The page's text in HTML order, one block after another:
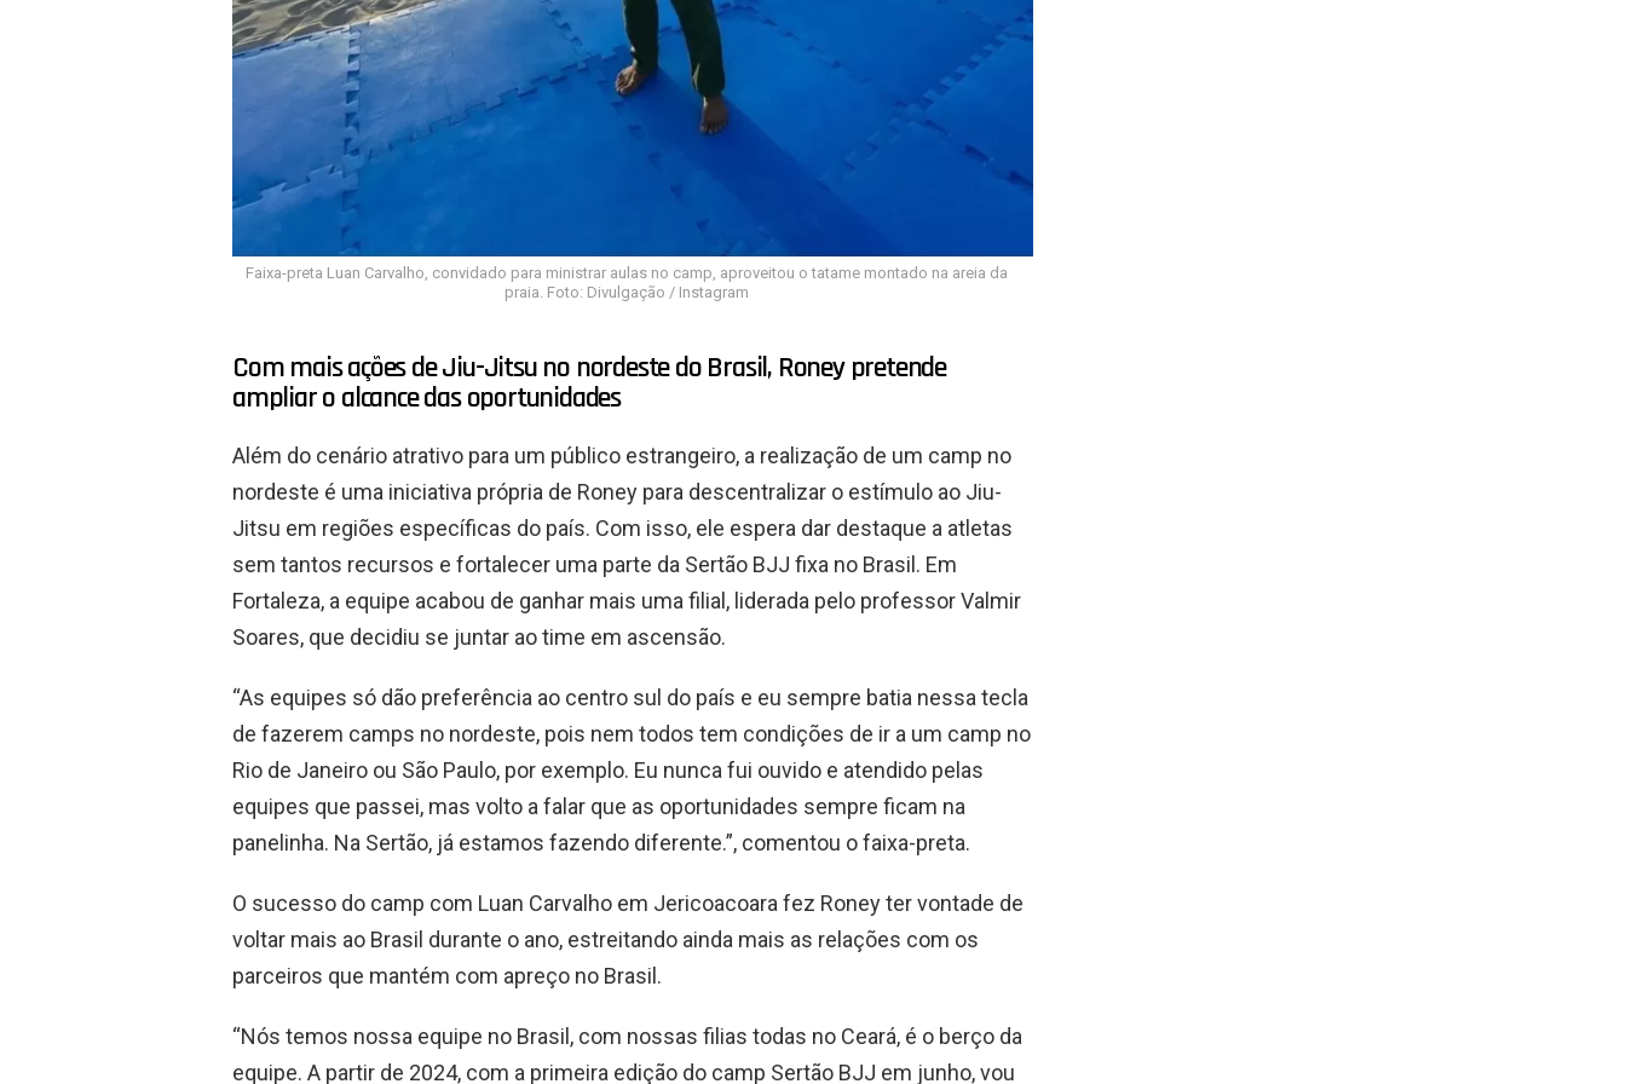
Faixa-preta Luan Carvalho, convidado para ministrar aulas no camp, aproveitou o tatame montado na areia da
praia. Foto: Divulgação / Instagram
Com mais ações de Jiu-Jitsu no nordeste do Brasil, Roney pretende
ampliar o alcance das oportunidades
Além do cenário atrativo para um público estrangeiro, a realização de um camp no
nordeste é uma iniciativa própria de Roney para descentralizar o estímulo ao Jiu-
Jitsu em regiões específicas do país. Com isso, ele espera dar destaque a atletas
sem tantos recursos e fortalecer uma parte da Sertão BJJ fixa no Brasil. Em
Fortaleza, a equipe acabou de ganhar mais uma filial, liderada pelo professor Valmir
Soares, que decidiu se juntar ao time em ascensão.
“As equipes só dão preferência ao centro sul do país e eu sempre batia nessa tecla
de fazerem camps no nordeste, pois nem todos tem condições de ir a um camp no
Rio de Janeiro ou São Paulo, por exemplo. Eu nunca fui ouvido e atendido pelas
equipes que passei, mas volto a falar que as oportunidades sempre ficam na
panelinha. Na Sertão, já estamos fazendo diferente.”, comentou o faixa-preta.
O sucesso do camp com Luan Carvalho em Jericoacoara fez Roney ter vontade de
voltar mais ao Brasil durante o ano, estreitando ainda mais as relações com os
parceiros que mantém com apreço no Brasil.
“Nós temos nossa equipe no Brasil, com nossas filias todas no Ceará, é o berço da
equipe. A partir de 2024, com a primeira edição do camp Sertão BJJ em junho, vou